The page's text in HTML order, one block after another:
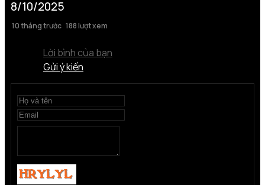
8/10/2025
10 tháng trước 188 lượt xem
Lời bình của bạn
Gửi ý kiến